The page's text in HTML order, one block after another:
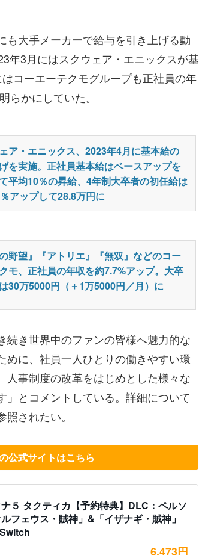
も大手メーカーで給与を引き上げる動
年3月にはスクウェア・エニックスが基
コーエーテクモグループも正社員の年
らかにしていた。
ア・エニックス、2023年4月に基本給の
を実施。正社員基本給はベースアップを
平均10％の昇給、4年制大卒者の初任給は
アップして28.8万円に
の野望』『アトリエ』『無双』などのコー
モ、正社員の年収を約7.7%アップ。大卒
30万5000円（＋1万5000円／月）に
続き世界中のファンの皆様へ魅力的な
めに、社員一人ひとりの働きやすい環
人事制度の改革をはじめとした様々な
」とコメントしている。詳細について
されたい。
公式サイトはこちら
５ タクティカ【予約特典】DLC：ペルソ
フェウス・賊神」&「イザナギ・賊神」
6,473円